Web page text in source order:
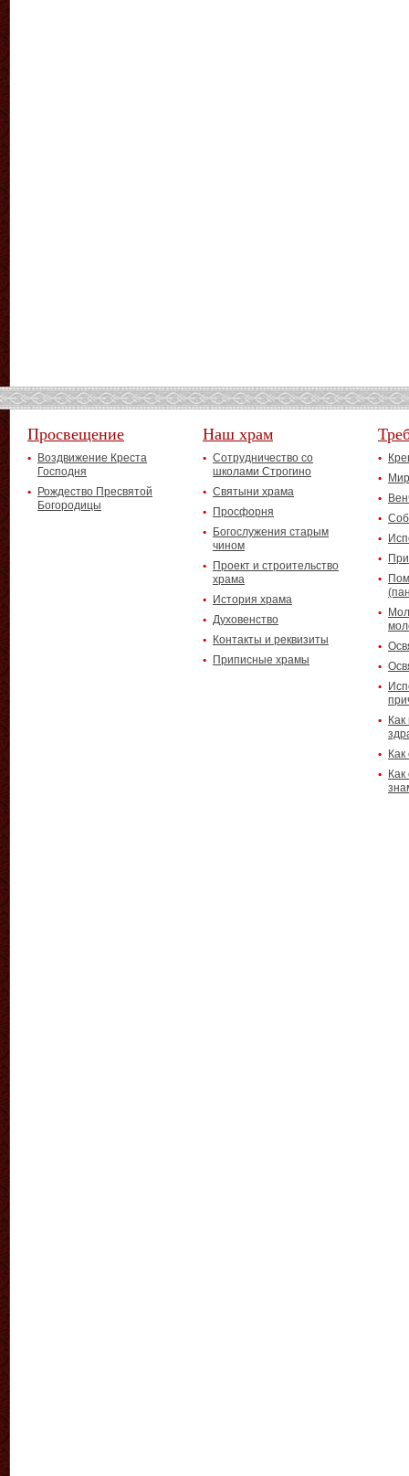
Просвещение
Воздвижение Креста
Господня
Рождество Пресвятой
Богородицы
Наш храм
Сотрудничество со
школами Строгино
Святыни храма
Просфорня
Богослужения старым
чином
Проект и строительство
храма
История храма
Духовенство
Контакты и реквизиты
Приписные храмы
Как
Как